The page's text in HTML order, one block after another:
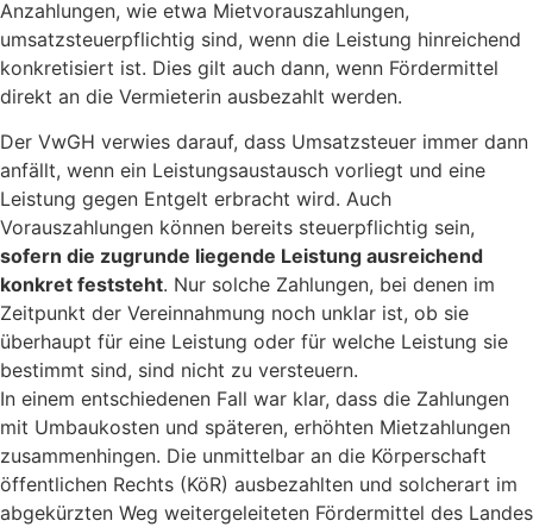
Anzahlungen, wie etwa Mietvorauszahlungen,
umsatzsteuerpflichtig sind, wenn die Leistung hinreichend
konkretisiert ist. Dies gilt auch dann, wenn Fördermittel
direkt an die Vermieterin ausbezahlt werden.
Der VwGH verwies darauf, dass Umsatzsteuer immer dann
anfällt, wenn ein Leistungsaustausch vorliegt und eine
Leistung gegen Entgelt erbracht wird. Auch
Vorauszahlungen können bereits steuerpflichtig sein,
sofern die zugrunde liegende Leistung ausreichend
konkret feststeht. Nur solche Zahlungen, bei denen im
Zeitpunkt der Vereinnahmung noch unklar ist, ob sie
überhaupt für eine Leistung oder für welche Leistung sie
bestimmt sind, sind nicht zu versteuern.
In einem entschiedenen Fall war klar, dass die Zahlungen
mit Umbaukosten und späteren, erhöhten Mietzahlungen
zusammenhingen. Die unmittelbar an die Körperschaft
öffentlichen Rechts (KöR) ausbezahlten und solcherart im
abgekürzten Weg weitergeleiteten Fördermittel des Landes